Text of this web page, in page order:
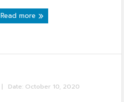
Read more
|
Date: October 10, 2020